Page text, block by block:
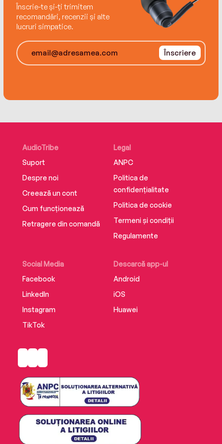
Înscrie-te și-ți trimitem
recomandări, recenzii și alte
lucruri simpatice.
Înscriere
AudioTribe
Suport
Despre noi
Creează un cont
Cum funcționează
Retragere din comandă
Social Media
Facebook
LinkedIn
Instagram
TikTok
Descarcă app-ul
Android
iOS
Huawei
Legal
ANPC
Politica de
confidențialitate
Politica de cookie
Termeni și condiții
Regulamente